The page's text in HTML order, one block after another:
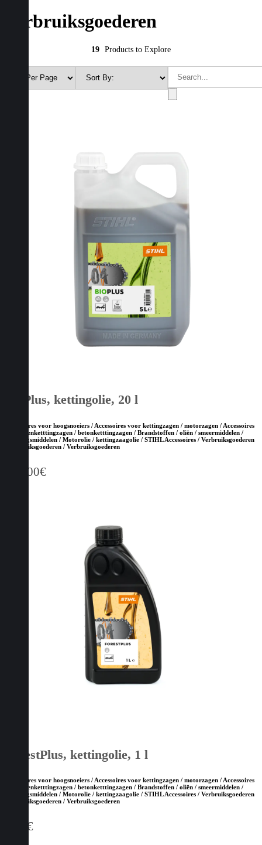
Verbruiksgoederen
19 Products to Explore
BioPlus, kettingolie, 20 l
Accessoires voor hoogsnoeiers / Accessoires voor kettingzagen / motorzagen / Accessoires
voor steenketttingzagen / betonketttingzagen / Brandstoffen / oliën / smeermiddelen /
reinigingsmiddelen / Motorolie / kettingzaagolie / STIHL Accessoires / Verbruiksgoederen
/ Verbruiksgoederen / Verbruiksgoederen
103,00€
ForestPlus, kettingolie, 1 l
Accessoires voor hoogsnoeiers / Accessoires voor kettingzagen / motorzagen / Accessoires
voor steenketttingzagen / betonketttingzagen / Brandstoffen / oliën / smeermiddelen /
reinigingsmiddelen / Motorolie / kettingzaagolie / STIHL Accessoires / Verbruiksgoederen
/ Verbruiksgoederen / Verbruiksgoederen
€